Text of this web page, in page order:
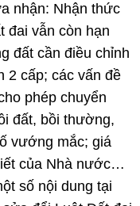
nhận: Nhận thức
đai vẫn còn hạn
đất cần điều chỉnh
2 cấp; các vấn đề
phép chuyển
đất, bồi thường,
vướng mắc; giá
của Nhà nước…
số nội dung tại